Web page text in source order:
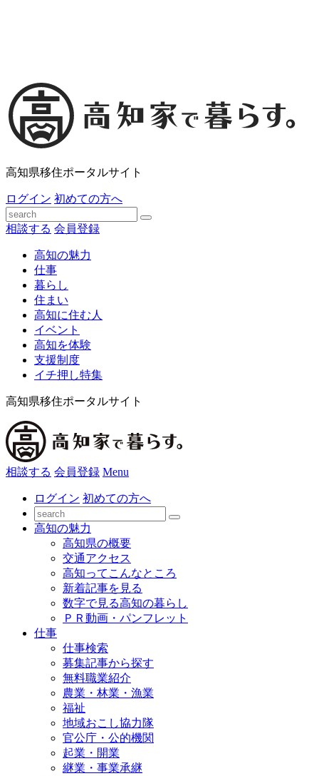
高知県移住ポータルサイト
ログイン 初めての方へ
相談する 会員登録
高知の魅力
仕事
暮らし
住まい
高知に住む人
イベント
高知を体験
支援制度
イチ押し特集
高知県移住ポータルサイト
相談する 会員登録 Menu
ログイン 初めての方へ
高知の魅力
高知県の概要
交通アクセス
高知ってこんなところ
新着記事を見る
数字で見る高知の暮らし
ＰＲ動画・パンフレット
仕事
仕事検索
募集記事から探す
無料職業紹介
農業・林業・漁業
福祉
地域おこし協力隊
官公庁・公的機関
起業・開業
継業・事業承継